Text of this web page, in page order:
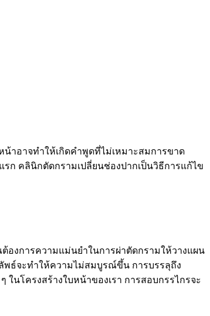
าอาจทำให้เกิดคำพูดที่ไม่เหมาะสมการขาด
ก คลินิกตัดกรามเปลี่ยนช่องปากเป็นวิธีการแก้ไข
งการความแม่นยำในการผ่าตัดกรามให้วางแผน
พธ์จะทำให้ความไม่สมบูรณ์ขึ้น การบรรลุถึง
นโครงสร้างใบหน้าของเรา การสอบกรรไกรจะ